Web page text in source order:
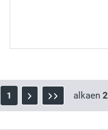
1 alkaen 2